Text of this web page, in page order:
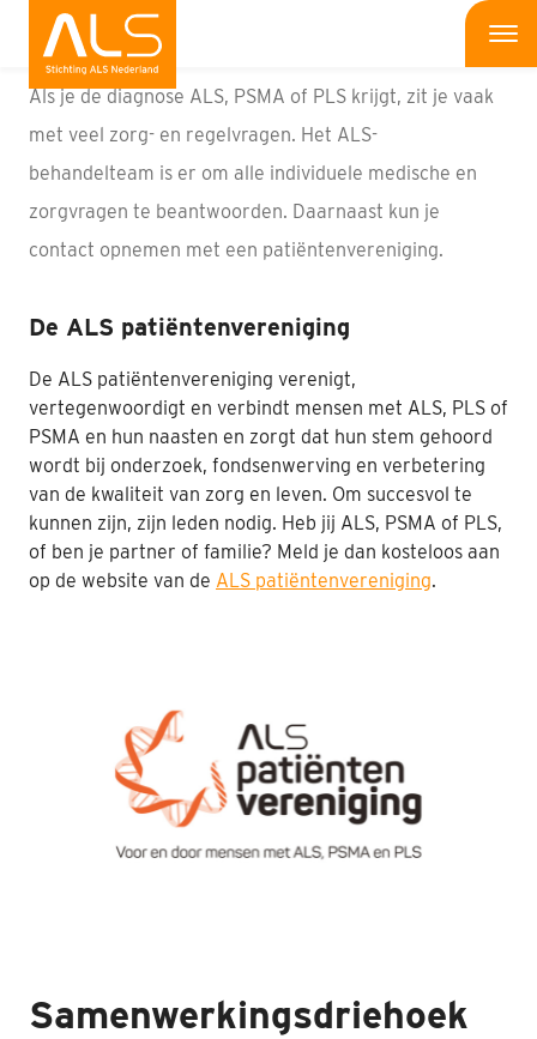
Wat is ALS
Bedrijven
Patiënten
Nieuws
Interviews
Nabestaanden
Lotgenotencontact
Als je de diagnose ALS, PSMA of PLS krijgt, zit je vaak
met veel zorg- en regelvragen. Het ALS-
behandelteam is er om alle individuele medische en
zorgvragen te beantwoorden. Daarnaast kun je
contact opnemen met een patiëntenvereniging.
De ALS patiëntenvereniging
De ALS patiëntenvereniging verenigt,
vertegenwoordigt en verbindt mensen met ALS, PLS of
PSMA en hun naasten en zorgt dat hun stem gehoord
wordt bij onderzoek, fondsenwerving en verbetering
van de kwaliteit van zorg en leven. Om succesvol te
kunnen zijn, zijn leden nodig. Heb jij ALS, PSMA of PLS,
of ben je partner of familie? Meld je dan kosteloos aan
op de website van de ALS patiëntenvereniging.
Samenwerkingsdriehoek